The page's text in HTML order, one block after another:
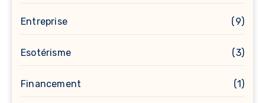
Entreprise (9)
Esotérisme (3)
Financement (1)